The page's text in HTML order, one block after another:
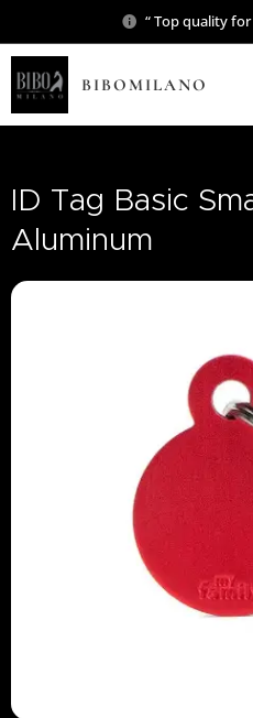
“ Top quality
BIBOMILANO
ID Tag Basic
Aluminum